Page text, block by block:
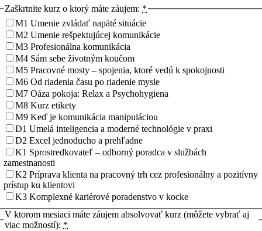
Zaškrtnite kurz o ktorý máte záujem: *
M1 Umenie zvládať napäté situácie
M2 Umenie rešpektujúcej komunikácie
M3 Profesionálna komunikácia
M4 Sám sebe životným koučom
M5 Pracovné mosty – spojenia, ktoré vedú k spokojnosti
M6 Od riadenia času po riadenie mysle
M7 Oáza pokoja: Relax a Psychohygiena
M8 Kurz etikety
M9 Keď je komunikácia manipuláciou
D1 Umelá inteligencia a moderné technológie v praxi
D2 Excel jednoducho a prehľadne
K1 Sprostredkovateľ – odborný poradca v službách
zamestnanosti
K2 Príprava klienta na pracovný trh cez profesionálny a pozitívny
prístup ku klientovi
K3 Komplexné kariérové poradenstvo v kocke
V ktorom mesiaci máte záujem absolvovať kurz (môžete vybrať aj
viac možností): *